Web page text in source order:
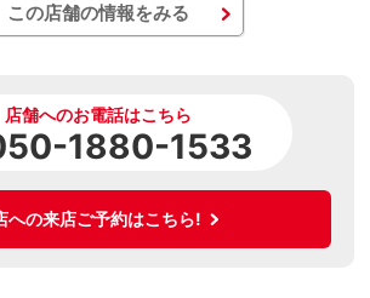
この店舗の情報をみる
店舗へのお電話はこちら
1880-1533
への来店ご予約はこちら!